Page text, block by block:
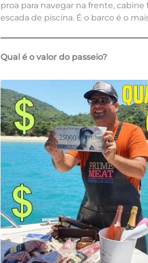
proa para navegar na frente,
escada de piscina. É o barco é o
Qual é o valor do passeio?